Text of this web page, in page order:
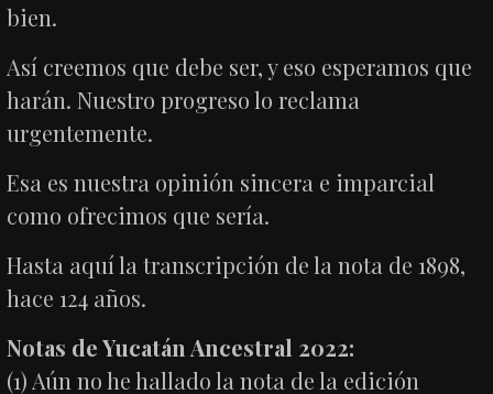
bien.
Así creemos que debe ser, y eso esperamos que
harán. Nuestro progreso lo reclama
urgentemente.
Esa es nuestra opinión sincera e imparcial
como ofrecimos que sería.
Hasta aquí la transcripción de la nota de 1898,
hace 124 años.
Notas de Yucatán Ancestral 2022:
(1) Aún no he hallado la nota de la edición